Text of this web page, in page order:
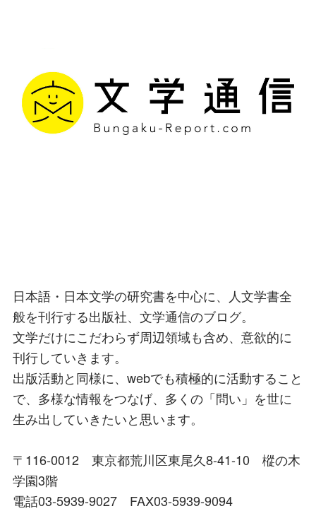
日本語・日本文学の研究書を中心に、人文学書全
般を刊行する出版社、文学通信のブログ。
文学だけにこだわらず周辺領域も含め、意欲的に
刊行していきます。
出版活動と同様に、webでも積極的に活動すること
で、多様な情報をつなげ、多くの「問い」を世に
生み出していきたいと思います。
〒116-0012 東京都荒川区東尾久8-41-10 樅の木
学園3階
電話03-5939-9027 FAX03-5939-9094